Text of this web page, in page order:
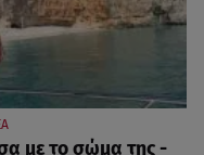
με το σώμα της -